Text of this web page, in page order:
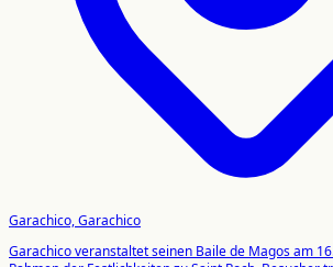
Garachico, Garachico
Garachico veranstaltet seinen Baile de Magos am